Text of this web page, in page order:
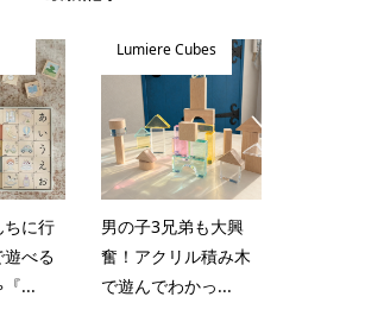
ちに行
遊べる
『...
Lumiere Cubes
男の子3兄弟も大興
奮！アクリル積み木
で遊んでわかっ...